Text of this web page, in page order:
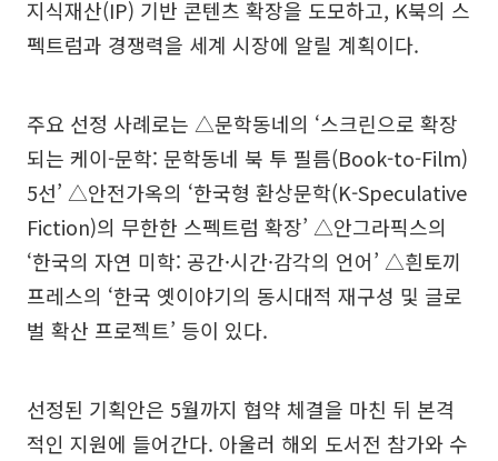
지식재산(IP) 기반 콘텐츠 확장을 도모하고, K북의 스
펙트럼과 경쟁력을 세계 시장에 알릴 계획이다.
주요 선정 사례로는 △문학동네의 ‘스크린으로 확장
되는 케이-문학: 문학동네 북 투 필름(Book-to-Film)
5선’ △안전가옥의 ‘한국형 환상문학(K-Speculative
Fiction)의 무한한 스펙트럼 확장’ △안그라픽스의
‘한국의 자연 미학: 공간·시간·감각의 언어’ △흰토끼
프레스의 ‘한국 옛이야기의 동시대적 재구성 및 글로
벌 확산 프로젝트’ 등이 있다.
선정된 기획안은 5월까지 협약 체결을 마친 뒤 본격
적인 지원에 들어간다. 아울러 해외 도서전 참가와 수